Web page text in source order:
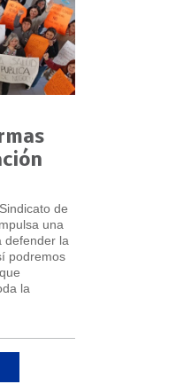
de
una
defender la
podremos
la